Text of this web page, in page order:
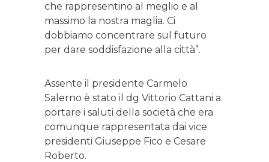
che rappresentino al meglio e al
massimo la nostra maglia. Ci
dobbiamo concentrare sul futuro
per dare soddisfazione alla città”.
Assente il presidente Carmelo
Salerno è stato il dg Vittorio Cattani a
portare i saluti della società che era
comunque rappresentata dai vice
presidenti Giuseppe Fico e Cesare
Roberto.